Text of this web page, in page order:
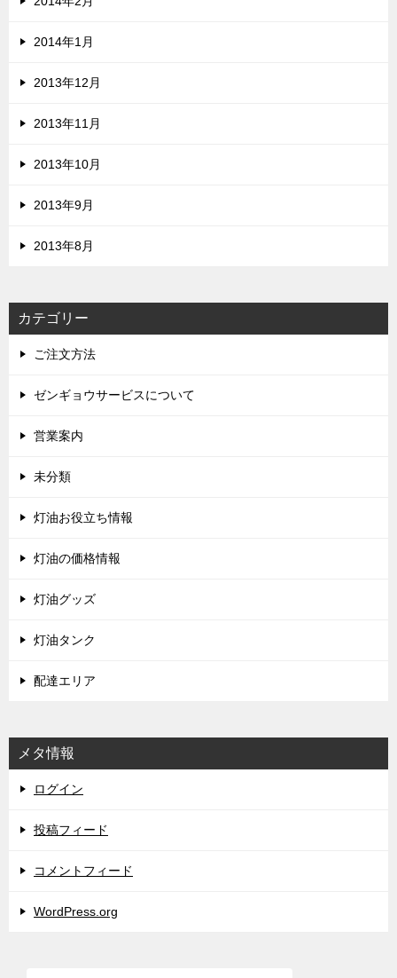
2014年1月
2013年12月
2013年11月
2013年10月
2013年9月
2013年8月
カテゴリー
ご注文方法
ゼンギョウサービスについて
営業案内
未分類
灯油お役立ち情報
灯油の価格情報
灯油グッズ
灯油タンク
配達エリア
メタ情報
ログイン
投稿フィード
コメントフィード
WordPress.org